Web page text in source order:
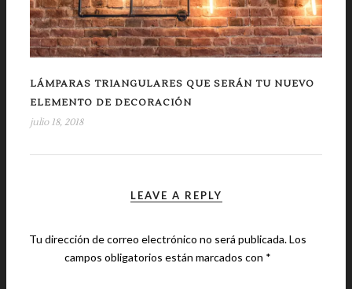
LÁMPARAS TRIANGULARES QUE SERÁN TU NUEVO
ELEMENTO DE DECORACIÓN
julio 18, 2018
LEAVE A REPLY
Tu dirección de correo electrónico no será publicada.Los
campos obligatorios están marcados con *